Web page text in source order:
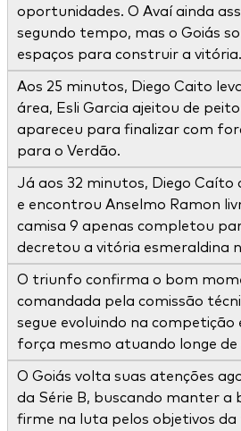
oportunidades. O Avaí ainda
segundo tempo, mas o Goiás
espaços para construir a vitória.
Aos 25 minutos, Diego Caito
área, Esli Garcia ajeitou de
apareceu para finalizar com
para o Verdão.
Já aos 32 minutos, Diego Caíto
e encontrou Anselmo Ramon
camisa 9 apenas completou
decretou a vitória esmeraldina
O triunfo confirma o bom
comandada pela comissão
segue evoluindo na
força mesmo atuando longe de
O Goiás volta suas atenções
da Série B, buscando manter a
firme na luta pelos objetivos